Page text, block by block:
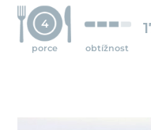
4
porce obtížnost